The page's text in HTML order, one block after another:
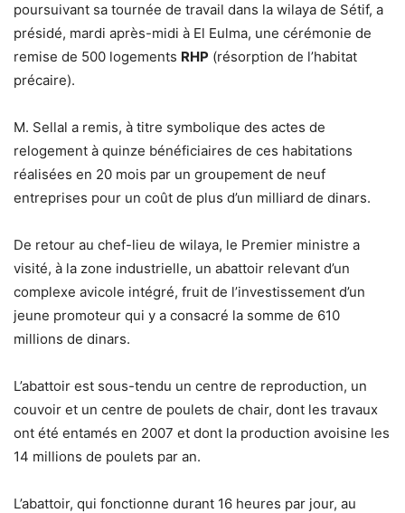
poursuivant sa tournée de travail dans la wilaya de Sétif, a
présidé, mardi après-midi à El Eulma, une cérémonie de
remise de 500 logements RHP (résorption de l’habitat
précaire).
M. Sellal a remis, à titre symbolique des actes de
relogement à quinze bénéficiaires de ces habitations
réalisées en 20 mois par un groupement de neuf
entreprises pour un coût de plus d’un milliard de dinars.
De retour au chef-lieu de wilaya, le Premier ministre a
visité, à la zone industrielle, un abattoir relevant d’un
complexe avicole intégré, fruit de l’investissement d’un
jeune promoteur qui y a consacré la somme de 610
millions de dinars.
L’abattoir est sous-tendu un centre de reproduction, un
couvoir et un centre de poulets de chair, dont les travaux
ont été entamés en 2007 et dont la production avoisine les
14 millions de poulets par an.
L’abattoir, qui fonctionne durant 16 heures par jour, au